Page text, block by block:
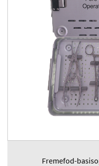
Fremefod-